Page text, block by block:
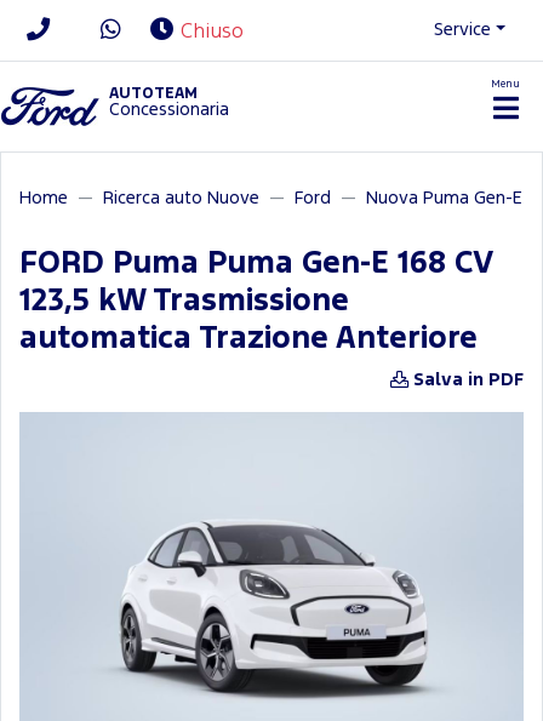
Chiuso Service
AUTOTEAM
Concessionaria
Menu
Home Ricerca auto Nuove Ford Nuova Puma Gen-E
FORD Puma Puma Gen-E 168 CV
123,5 kW Trasmissione
automatica Trazione Anteriore
Salva in PDF